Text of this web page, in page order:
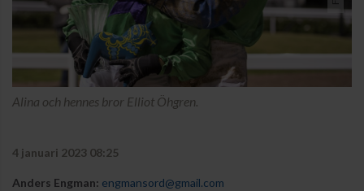
Alina och hennes bror Elliot Öhgren.
4 januari 2023 08:25
Anders Engman: engmansord@gmail.com